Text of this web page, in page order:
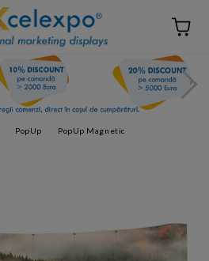
PopUp PopUp Magnetic